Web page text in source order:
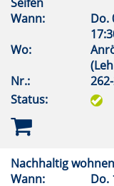
Wann:
Do.
Wo:
Nr.:
Status:
Nachhaltig
Wann:
Do.